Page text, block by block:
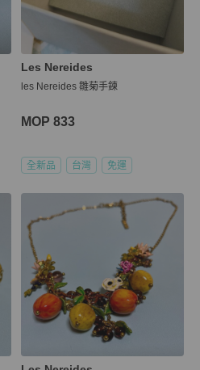
Les Nereides
les Nereides 雛菊手鍊
MOP 833
全新品 台灣 免運